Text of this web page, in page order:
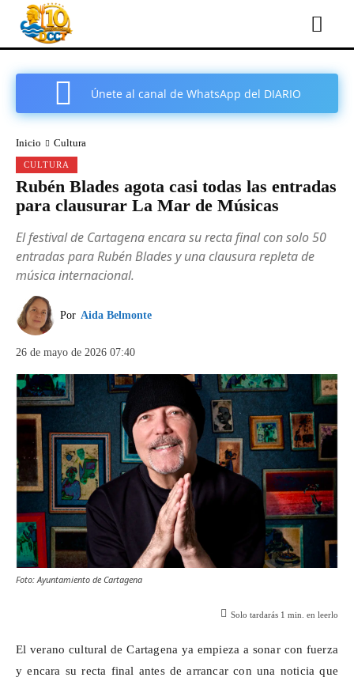
Únete al canal de WhatsApp del DIARIO
Inicio Cultura
CULTURA
Rubén Blades agota casi todas las entradas
para clausurar La Mar de Músicas
El festival de Cartagena encara su recta final con solo 50
entradas para Rubén Blades y una clausura repleta de
música internacional.
Por Aida Belmonte
26 de mayo de 2026 07:40
Foto: Ayuntamiento de Cartagena
Solo tardarás 1 min. en leerlo
El verano cultural de Cartagena ya empieza a sonar con fuerza
y encara su recta final antes de arrancar con una noticia que